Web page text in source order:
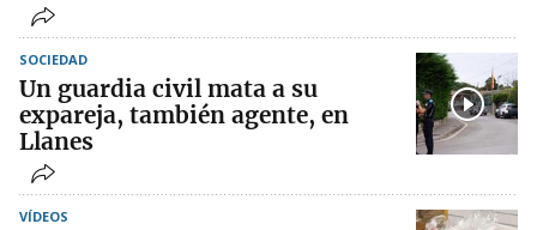
SOCIEDAD
Un guardia civil mata a su
expareja, también agente, en
Llanes
VÍDEOS